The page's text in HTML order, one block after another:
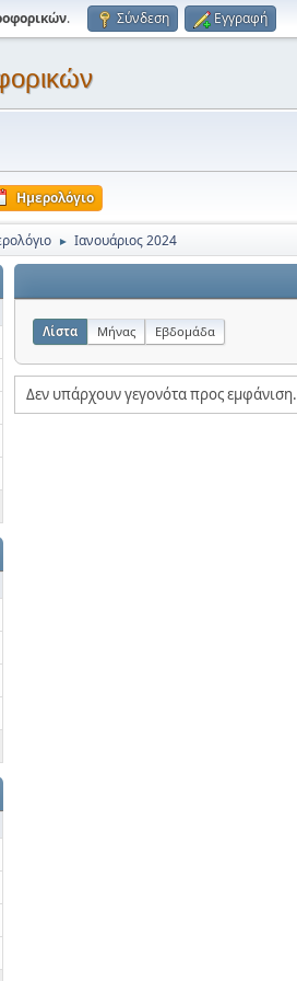
. Σύνδεση Εγγραφή
Ημερολόγιο
► Ιανουάριος 2024
Λίστα Μήνας Εβδομάδα
Δεν υπάρχουν γεγονότα προς εμφάνιση.